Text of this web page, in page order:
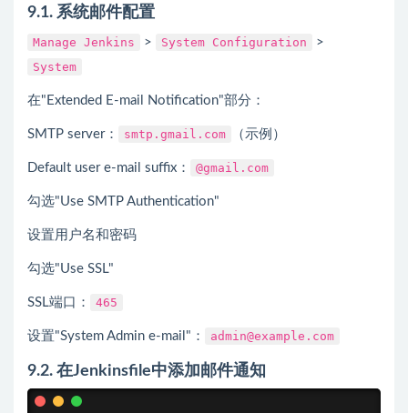
9.1. 系统邮件配置
Manage Jenkins > System Configuration
>
System
在"Extended E-mail Notification"部分：
SMTP server： smtp.gmail.com （示例）
Default user e-mail suffix： @gmail.com
勾选"Use SMTP Authentication"
设置用户名和密码
勾选"Use SSL"
SSL端口： 465
设置"System Admin e-mail"： admin@example.com
9.2. 在Jenkinsfile中添加邮件通知